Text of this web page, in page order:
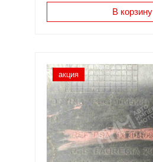
В корзину
акция